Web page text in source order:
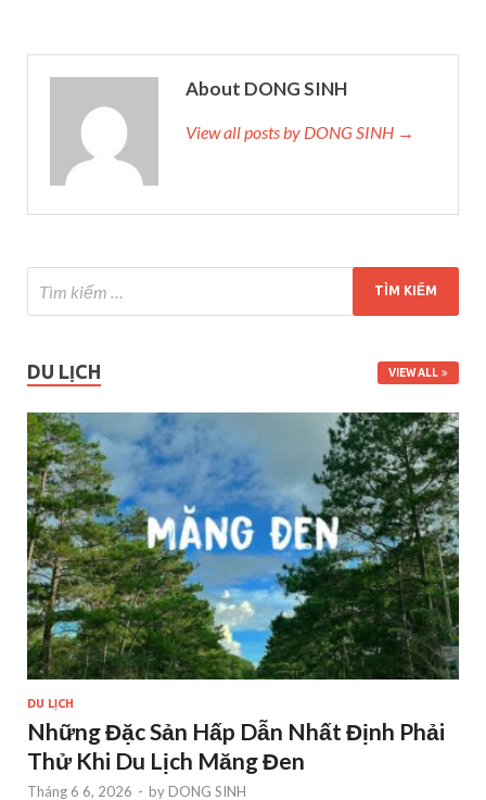
About DONG SINH
View all posts by DONG SINH →
DU LỊCH VIEW ALL
DU LỊCH
Những Đặc Sản Hấp Dẫn Nhất Định Phải
Thử Khi Du Lịch Măng Đen
Tháng 6 6, 2026 - by DONG SINH